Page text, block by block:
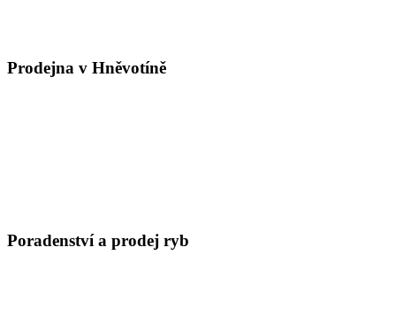
Prodejna v Hněvotíně
Poradenství a prodej ryb